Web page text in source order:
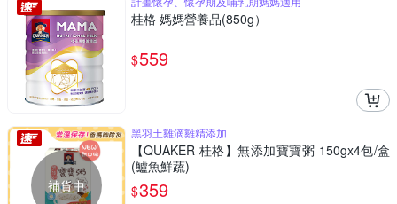
桂格 媽媽營養品(850g）
$559
補貨中
黑羽土雞滴雞精添加
【QUAKER 桂格】無添加寶寶粥 150gx4包/盒
(鱸魚鮮蔬)
$359